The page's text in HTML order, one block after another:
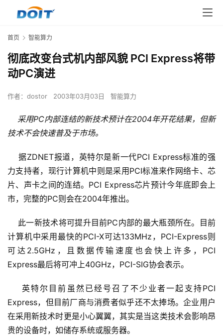
首页 智能算力
彻底改变台式机内部风貌 PCI Express将带
动PC演进
作者： dostor 2003年03月03日 智能算力
采用PC内部连结的新技术预计在2004年开花结果，但新
技术不会快速普及于市场。
据ZDNET报道，英特尔是新一代PCI Express标准的强
力支持者，现行计算机中则是采用PCI标准来作网络卡、芯
片、声卡之间的连结。PCI Express芯片预计今年底即会上
市，完整的PC则会在2004年推出。
此一新技术将可提升目前PC内部的最大瓶颈所在。目前
计算机中采用最快的PCI-X可达133MHz，PCI-Express则
可达2.5GHz，且数据传输速度也会快上许多，PCI
Express最后将可冲上40GHz，PCI-SIG协会表示。
英特尔目前虽然已经号召了不少业者一起支持PCI
Express，但目前厂商与消费者似乎还不太捧场。企业用户
在采用新技术时更是小心翼翼，其实是当这类技术会影响昂
贵的设备时，如储存系统或服务器。